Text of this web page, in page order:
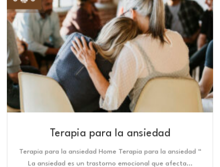
Terapia para la ansiedad
Terapia para la ansiedad Home Terapia para la ansiedad “
La ansiedad es un trastorno emocional que afecta…